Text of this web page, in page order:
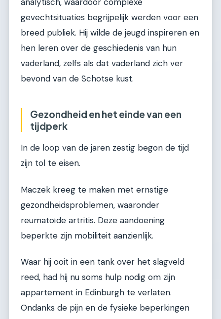
gevechtsituaties begrijpelijk werden voor een
breed publiek. Hij wilde de jeugd inspireren en
hen leren over de geschiedenis van hun
vaderland, zelfs als dat vaderland zich ver
bevond van de Schotse kust.
Gezondheid en het einde van een
tijdperk
In de loop van de jaren zestig begon de tijd
zijn tol te eisen.
Maczek kreeg te maken met ernstige
gezondheidsproblemen, waaronder
reumatoïde artritis. Deze aandoening
beperkte zijn mobiliteit aanzienlijk.
Waar hij ooit in een tank over het slagveld
reed, had hij nu soms hulp nodig om zijn
appartement in Edinburgh te verlaten.
Ondanks de pijn en de fysieke beperkingen